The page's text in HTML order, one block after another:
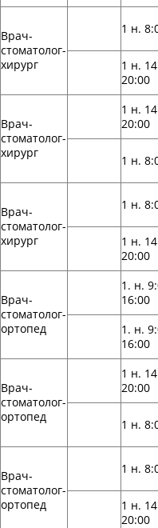
Врач-
стоматолог-
хирург
1 н.
1 н.
20:00
Врач-
стоматолог-
хирург
1 н.
20:00
1 н.
Врач-
стоматолог-
хирург
1 н.
1 н.
20:00
Врач-
стоматолог-
ортопед
1. н.
16:00
1. н.
16:00
Врач-
стоматолог-
ортопед
1 н.
20:00
1 н.
Врач-
стоматолог-
ортопед
1 н.
1 н.
20:00